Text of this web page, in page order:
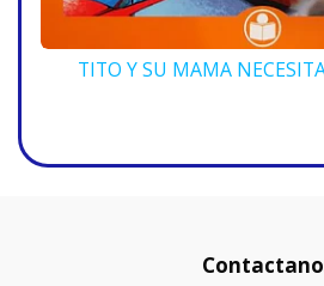
TITO Y SU MAMA